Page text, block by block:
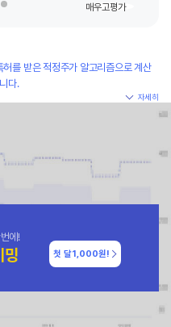
를 받은 적정주가 알고리즘으로 계산
다.
자세히
에!
밍 첫 달1,000원!